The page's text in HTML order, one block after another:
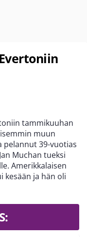
tammikuuhan
muun
pelannut 39-vuotias
Muchan tueksi
Amerikkalaisen
kesään ja hän oli